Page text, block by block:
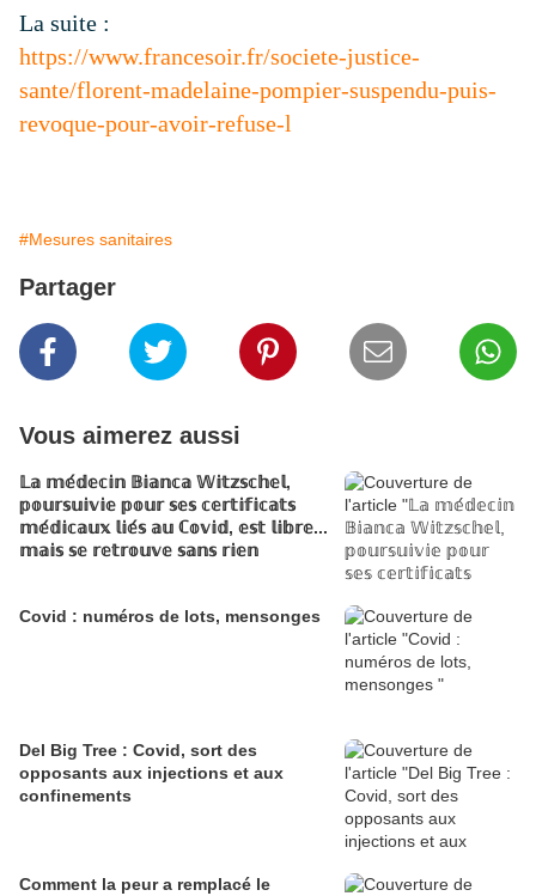
La suite :
https://www.francesoir.fr/societe-justice-
sante/florent-madelaine-pompier-suspendu-puis-
revoque-pour-avoir-refuse-l
#Mesures sanitaires
Partager
Vous aimerez aussi
𝕃𝕒 𝕞𝕖́𝕕𝕖𝕔𝕚𝕟 𝔹𝕚𝕒𝕟𝕔𝕒 𝕎𝕚𝕥𝕫𝕤𝕔𝕙𝕖𝕝,
𝕡𝕠𝕦𝕣𝕤𝕦𝕚𝕧𝕚𝕖 𝕡𝕠𝕦𝕣 𝕤𝕖𝕤 𝕔𝕖𝕣𝕥𝕚𝕗𝕚𝕔𝕒𝕥𝕤
𝕞𝕖́𝕕𝕚𝕔𝕒𝕦𝕩 𝕝𝕚𝕖́𝕤 𝕒𝕦 ℂ𝕠𝕧𝕚𝕕, 𝕖𝕤𝕥 𝕝𝕚𝕓𝕣𝕖...
𝕞𝕒𝕚𝕤 𝕤𝕖 𝕣𝕖𝕥𝕣𝕠𝕦𝕧𝕖 𝕤𝕒𝕟𝕤 𝕣𝕚𝕖𝕟
Covid : numéros de lots, mensonges
Del Big Tree : Covid, sort des
opposants aux injections et aux
confinements
Comment la peur a remplacé le